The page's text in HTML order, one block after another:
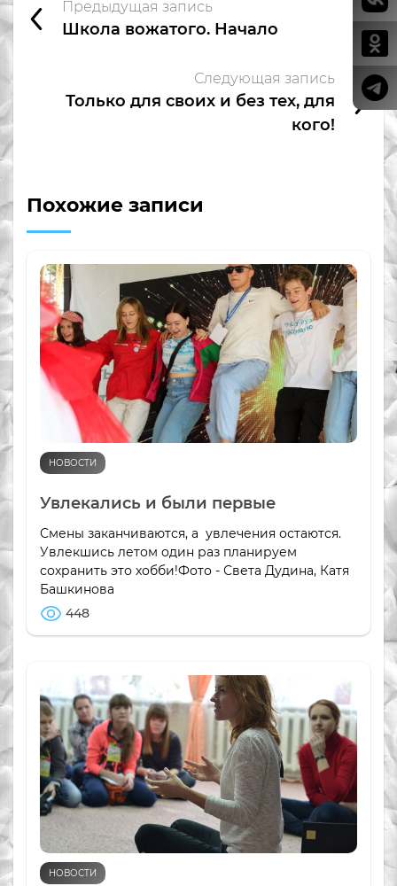
Предыдущая запись
Школа вожатого. Начало
Следующая запись
Только для своих и без тех, для
кого!
Похожие записи
НОВОСТИ
Увлекались и были первые
Смены заканчиваются, а увлечения остаются.
Увлекшись летом один раз планируем
сохранить это хобби!Фото - Света Дудина, Катя
Башкинова
448
НОВОСТИ